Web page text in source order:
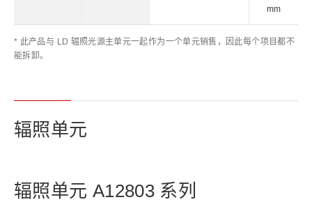
mm
* 此产品与 LD 辐照光源主单元一起作为一个单元销售，因此每个项目都不
能拆卸。
辐照单元
辐照单元 A12803 系列